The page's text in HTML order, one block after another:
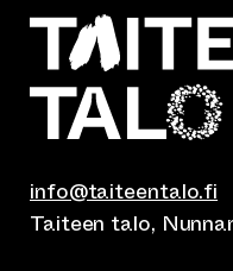
info@taiteentalo.fi
Taiteen talo,